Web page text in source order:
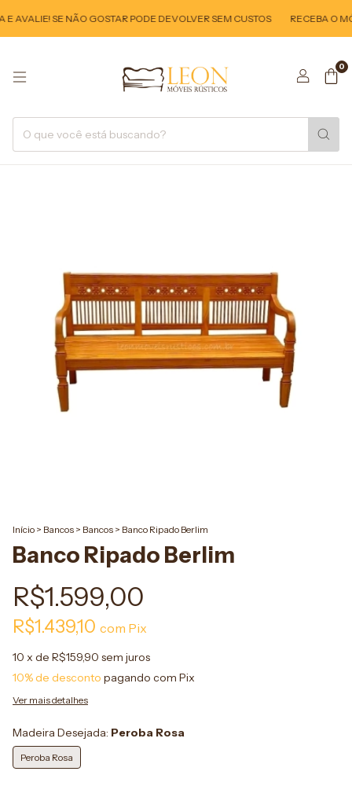
SE NÃO GOSTAR PODE DEVOLVER SEM CUSTOS RECEBA O
0
Início > Bancos > Bancos > Banco Ripado Berlim
Banco Ripado Berlim
R$1.599,00
R$1.439,10 com Pix
10 x de R$159,90 sem juros
10% de desconto pagando com Pix
Ver mais detalhes
Madeira Desejada: Peroba Rosa
Peroba Rosa